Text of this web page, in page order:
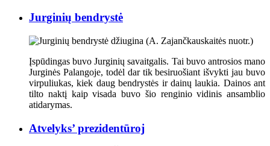
Jurginių bendrystė
Įspūdingas buvo Jurginių savaitgalis. Tai buvo antrosios mano
Jurginės Palangoje, todėl dar tik besiruošiant išvykti jau buvo
virpuliukas, kiek daug bendrystės ir dainų laukia. Dainos ant
tilto naktį kaip visada buvo šio renginio vidinis ansamblio
atidarymas.
Atvelyks’ prezidentūroj